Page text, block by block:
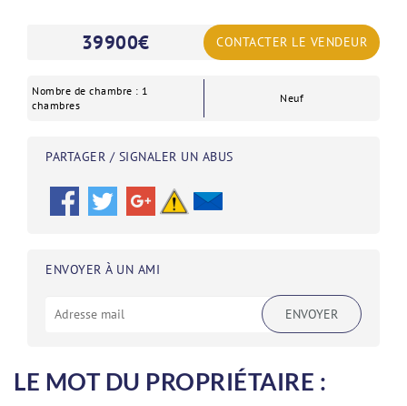
39900€ CONTACTER LE VENDEUR
Nombre de chambre : 1
chambres
Neuf
PARTAGER / SIGNALER UN ABUS
ENVOYER À UN AMI
ENVOYER
LE MOT DU PROPRIÉTAIRE :